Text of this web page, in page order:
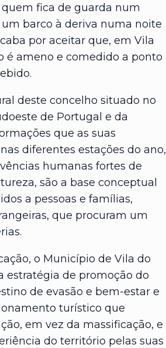
quem fica de guarda num
barco à deriva numa noite
por aceitar que, em Vila
é ameno e comedido a ponto
deste concelho situado no
de Portugal e da
que as suas
diferentes estações do ano,
humanas fortes de
são a base conceptual
a pessoas e famílias,
que procuram um
o Município de Vila do
estratégia de promoção do
de evasão e bem-estar e
turístico que
em vez da massificação, e
do território pelas suas